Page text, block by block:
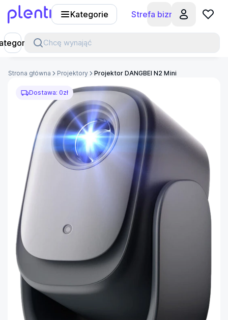
Kategorie Strefa biznesu
Chcę wynająć
Strona główna Projektory Projektor DANGBEI N2 Mini
Dostawa: 0zł